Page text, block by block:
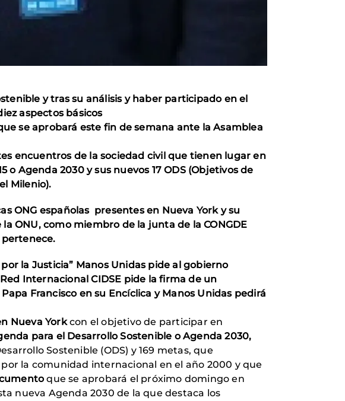
y tras su análisis y haber participado en el
aspectos básicos
se aprobará este fin de semana ante la Asamblea
encuentros de la sociedad civil que tienen lugar en
Agenda 2030 y sus nuevos 17 ODS (Objetivos de
Milenio).
ONG españolas presentes en Nueva York y su
ONU, como miembro de la junta de la CONGDE
pertenece.
la Justicia” Manos Unidas pide al gobierno
Internacional CIDSE pide la firma de un
Francisco en su Encíclica y Manos Unidas pedirá
Nueva Yorkcon el objetivo de participar en
para el Desarrollo Sostenible o Agenda 2030,
Sostenible (ODS) y 169 metas, que
la comunidad internacional en el año 2000 y que
que se aprobará el próximo domingo en
nueva Agenda 2030 de la que destaca los